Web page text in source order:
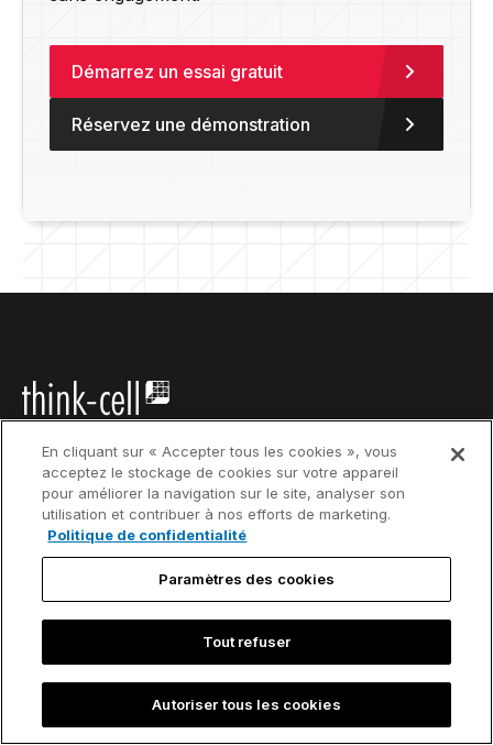
Démarrez un essai gratuit
Réservez une démonstration
The leading PowerPoint
productivity tool
Produit
think-cell Essentials
Téléchargez notre
logiciel
Nouveaux clients
En cliquant sur « Accepter tous les cookies », vous
acceptez le stockage de cookies sur votre appareil
pour améliorer la navigation sur le site, analyser son
utilisation et contribuer à nos efforts de marketing.
Politique de confidentialité
Paramètres des cookies
Tout refuser
Autoriser tous les cookies